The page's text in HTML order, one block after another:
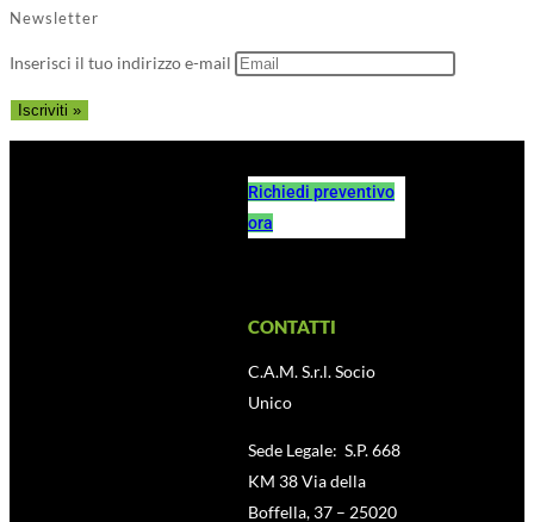
Newsletter
Inserisci il tuo indirizzo e-mail
Richiedi preventivo
ora
CONTATTI
C.A.M. S.r.l. Socio
Unico
Sede Legale: S.P. 668
KM 38 Via della
Boffella, 37 – 25020